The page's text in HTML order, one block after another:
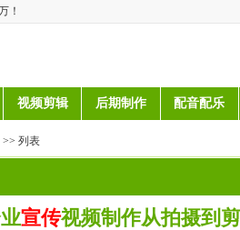
！
视频剪辑 后期制作 配音配乐
>> 列表
宣传视频制作从拍摄到